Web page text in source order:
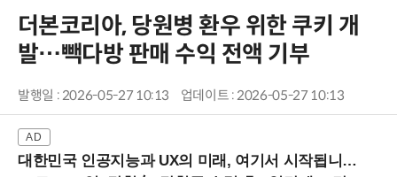
더본코리아, 당원병 환우 위한 쿠키 개
발…빽다방 판매 수익 전액 기부
발행일 : 2026-05-27 10:13 업데이트 : 2026-05-27 10:13
대한민국 인공지능과 UX의 미래, 여기서 시작됩니다! (9/2 강남역)